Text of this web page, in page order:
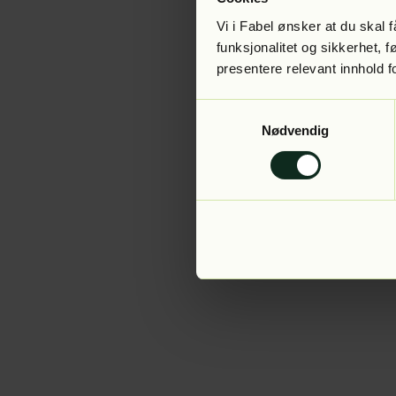
Vi i Fabel ønsker at du skal
funksjonalitet og sikkerhet,
presentere relevant innhold
Nødvendig
Application